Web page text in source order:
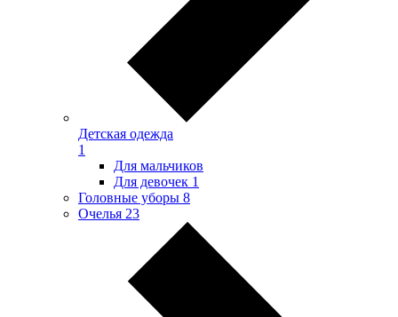
Детская одежда
1
Для мальчиков
Для девочек 1
Головные уборы 8
Очелья 23